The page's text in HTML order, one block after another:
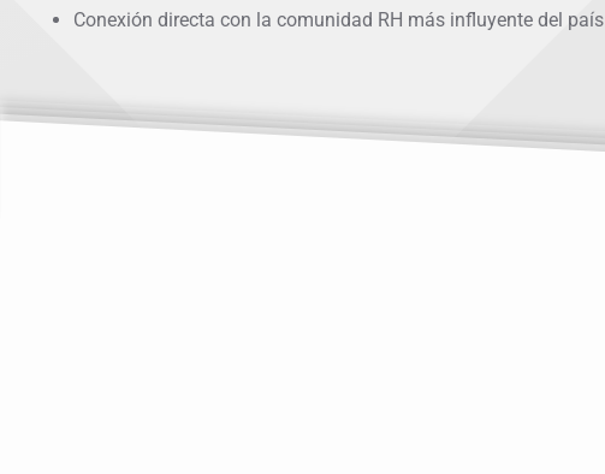
Conexión directa con la comunidad RH más influyente del país